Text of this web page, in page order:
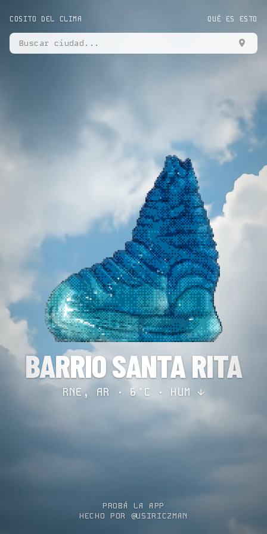
COSITO DEL CLIMA QUÉ ES ESTO
BARRIO SANTA RITA
RNE, AR · 6°C · HUM ↓
PROBÁ LA APP
HECHO POR @USIRICZMAN